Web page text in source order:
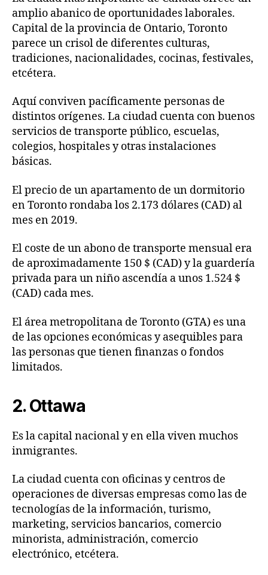
amplio abanico de oportunidades laborales.
Capital de la provincia de Ontario, Toronto
parece un crisol de diferentes culturas,
tradiciones, nacionalidades, cocinas, festivales,
etcétera.
Aquí conviven pacíficamente personas de
distintos orígenes. La ciudad cuenta con buenos
servicios de transporte público, escuelas,
colegios, hospitales y otras instalaciones
básicas.
El precio de un apartamento de un dormitorio
en Toronto rondaba los 2.173 dólares (CAD) al
mes en 2019.
El coste de un abono de transporte mensual era
de aproximadamente 150 $ (CAD) y la guardería
privada para un niño ascendía a unos 1.524 $
(CAD) cada mes.
El área metropolitana de Toronto (GTA) es una
de las opciones económicas y asequibles para
las personas que tienen finanzas o fondos
limitados.
2. Ottawa
Es la capital nacional y en ella viven muchos
inmigrantes.
La ciudad cuenta con oficinas y centros de
operaciones de diversas empresas como las de
tecnologías de la información, turismo,
marketing, servicios bancarios, comercio
minorista, administración, comercio
electrónico, etcétera.